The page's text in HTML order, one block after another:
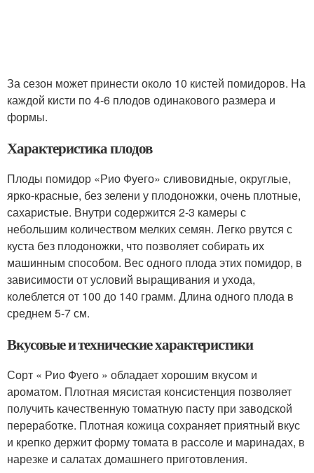
За сезон может принести около 10 кистей помидоров. На
каждой кисти по 4-6 плодов одинакового размера и
формы.
Характеристика плодов
Плоды помидор «Рио Фуего» сливовидные, округлые,
ярко-красные, без зелени у плодоножки, очень плотные,
сахаристые. Внутри содержится 2-3 камеры с
небольшим количеством мелких семян. Легко рвутся с
куста без плодоножки, что позволяет собирать их
машинным способом. Вес одного плода этих помидор, в
зависимости от условий выращивания и ухода,
колеблется от 100 до 140 грамм. Длина одного плода в
среднем 5-7 см.
Вкусовые и технические характеристики
Сорт « Рио Фуего » обладает хорошим вкусом и
ароматом. Плотная мясистая консистенция позволяет
получить качественную томатную пасту при заводской
переработке. Плотная кожица сохраняет приятный вкус
и крепко держит форму томата в рассоле и маринадах, в
нарезке и салатах домашнего приготовления.